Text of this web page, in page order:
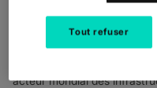
acteur mondial des
Tout refuser